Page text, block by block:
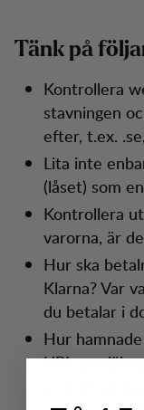
Tänk på
Kontrollera
stavningen
efter, t.ex.
Lita inte
(låset) som
Kontrollera
varorna, är
Hur ska
Klarna? Var
du betalar i
Hur
URL:en själv